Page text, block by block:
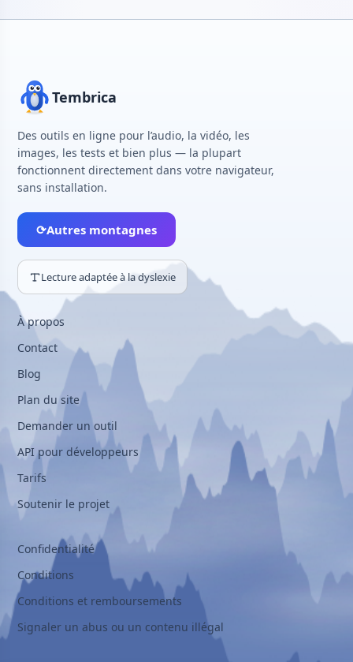
Tembrica
Des outils en ligne pour l’audio, la vidéo, les
images, les tests et bien plus — la plupart
fonctionnent directement dans votre navigateur,
sans installation.
⟳Autres montagnes
Lecture adaptée à la dyslexie
À propos
Contact
Blog
Plan du site
Demander un outil
API pour développeurs
Tarifs
Soutenir le projet
Confidentialité
Conditions
Conditions et remboursements
Signaler un abus ou un contenu illégal